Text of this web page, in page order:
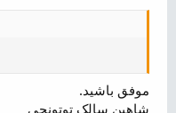
موفق باشید.
شاهین سالک توتونچی